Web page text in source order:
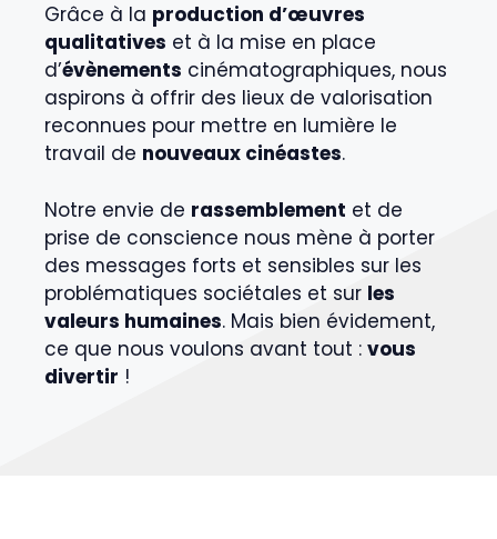
Grâce à la production d’œuvres
qualitatives et à la mise en place
d’évènements cinématographiques, nous
aspirons à offrir des lieux de valorisation
reconnues pour mettre en lumière le
travail de nouveaux cinéastes.
Notre envie de rassemblement et de
prise de conscience nous mène à porter
des messages forts et sensibles sur les
problématiques sociétales et sur les
valeurs humaines. Mais bien évidement,
ce que nous voulons avant tout : vous
divertir !